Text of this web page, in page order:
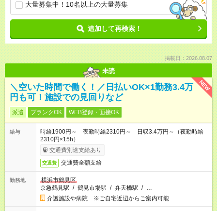
大量募集中！10名以上の大量募集
追加して再検索！
掲載日：2026.08.07
未読
NEW
＼空いた時間で働く！／日払いOK×1勤務3.4万
円も可！施設での見回りなど
派遣 ブランクOK WEB登録・面接OK
給与
時給1900円～ 夜勤時給2310円～ 日収3.4万円～（夜勤時給
2310円×15h）
交通費別途支給あり
交通費 交通費全額支給
勤務地
横浜市鶴見区
京急鶴見駅 / 鶴見市場駅 / 弁天橋駅 / …
介護施設や病院 ※ご自宅近辺からご案内可能